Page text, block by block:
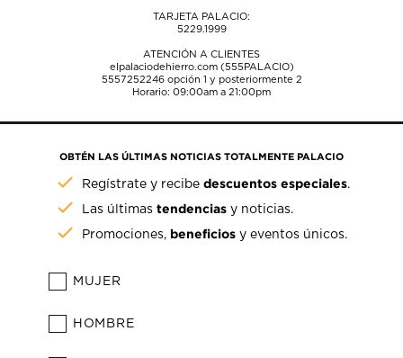
TARJETA PALACIO:
5229.1999
ATENCIÓN A CLIENTES
elpalaciodehierro.com (555PALACIO)
5557252246opción 1 y posteriormente 2
Horario: 09:00am a 21:00pm
OBTÉN LAS ÚLTIMAS NOTICIAS TOTALMENTE PALACIO
Regístrate y recibedescuentos especiales.
Las últimastendencias y noticias.
Promociones, beneficios y eventos únicos.
MUJER
HOMBRE